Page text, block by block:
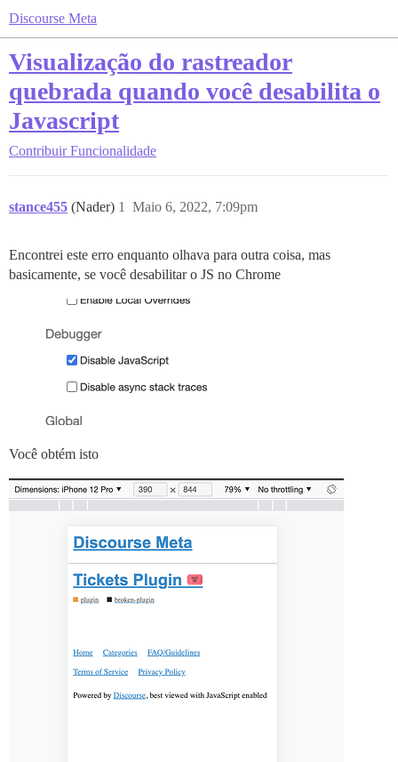
Discourse Meta
Visualização do rastreador
quebrada quando você desabilita o
Javascript
Contribuir Funcionalidade
stance455 (Nader) Maio 6, 2022, 7:09pm
1
Encontrei este erro enquanto olhava para outra coisa, mas
basicamente, se você desabilitar o JS no Chrome
Você obtém isto